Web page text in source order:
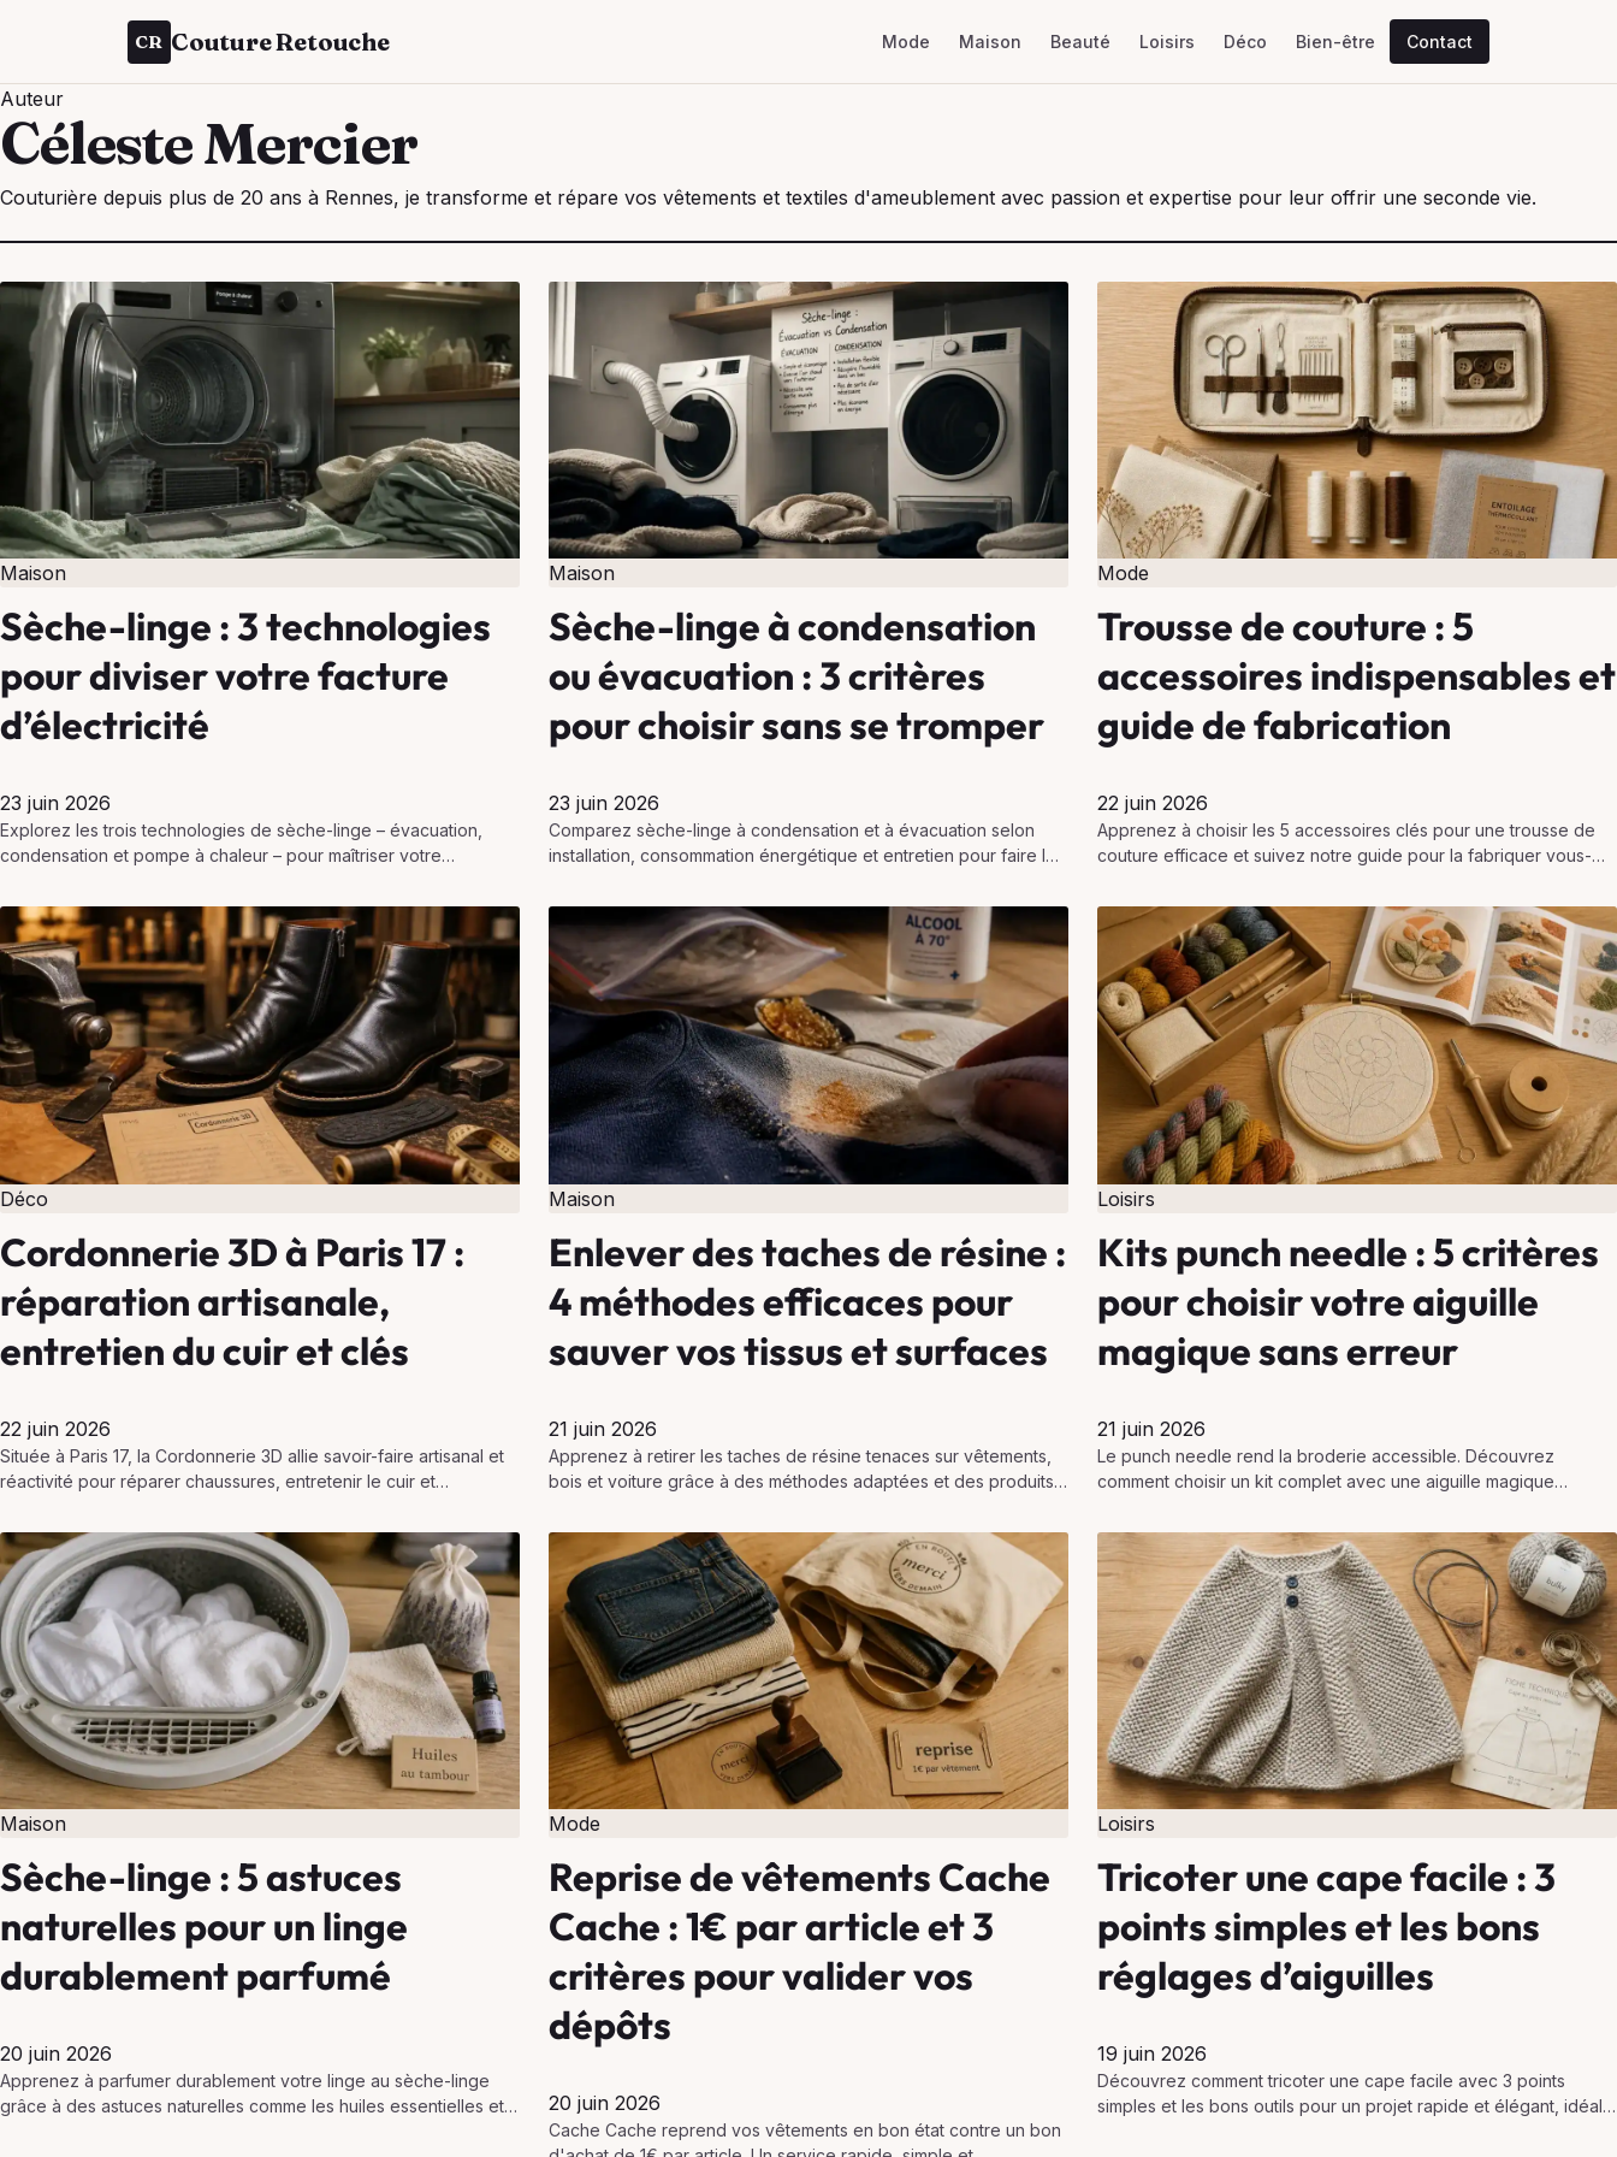
CR Couture Retouche Mode Maison Beauté Loisirs Déco Bien-être Contact
Auteur
Céleste Mercier
Couturière depuis plus de 20 ans à Rennes, je transforme et répare vos vêtements et textiles d'ameublement avec passion et expertise pour leur offrir une seconde vie.
Maison
Sèche-linge : 3 technologies
pour diviser votre facture
d’électricité
23 juin 2026
Explorez les trois technologies de sèche-linge – évacuation,
condensation et pompe à chaleur – pour maîtriser votre
Maison
Sèche-linge à condensation
ou évacuation : 3 critères
pour choisir sans se tromper
23 juin 2026
Comparez sèche-linge à condensation et à évacuation selon
installation, consommation énergétique et entretien pour faire le
Mode
Trousse de couture : 5
accessoires indispensables et
guide de fabrication
22 juin 2026
Apprenez à choisir les 5 accessoires clés pour une trousse de
couture efficace et suivez notre guide pour la fabriquer vous-
Déco
Cordonnerie 3D à Paris 17 :
réparation artisanale,
entretien du cuir et clés
22 juin 2026
Située à Paris 17, la Cordonnerie 3D allie savoir-faire artisanal et
réactivité pour réparer chaussures, entretenir le cuir et
Maison
Enlever des taches de résine :
4 méthodes efficaces pour
sauver vos tissus et surfaces
21 juin 2026
Apprenez à retirer les taches de résine tenaces sur vêtements,
bois et voiture grâce à des méthodes adaptées et des produits
Loisirs
Kits punch needle : 5 critères
pour choisir votre aiguille
magique sans erreur
21 juin 2026
Le punch needle rend la broderie accessible. Découvrez
comment choisir un kit complet avec une aiguille magique
Maison
Sèche-linge : 5 astuces
naturelles pour un linge
durablement parfumé
20 juin 2026
Apprenez à parfumer durablement votre linge au sèche-linge
grâce à des astuces naturelles comme les huiles essentielles et
Mode
Reprise de vêtements Cache
Cache : 1€ par article et 3
critères pour valider vos
dépôts
20 juin 2026
Cache Cache reprend vos vêtements en bon état contre un bon
Loisirs
Tricoter une cape facile : 3
points simples et les bons
réglages d’aiguilles
19 juin 2026
Découvrez comment tricoter une cape facile avec 3 points
simples et les bons outils pour un projet rapide et élégant, idéal